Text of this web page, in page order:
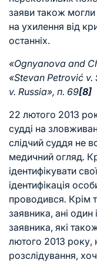
заяви також могли
на ухилення від
останніх.
«Ognyanova and
«Stevan Petrović v.
v. Russia», п. 69[8]
22 лютого 2013
судді на
слідчий суддя не
медичний огляд.
ідентифікувати
ідентифікація
проводився. Крім
заявника, ані один
заявника, які
лютого 2013 року,
розслідування,